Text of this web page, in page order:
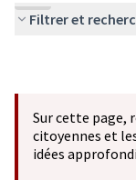
Filtrer et
Sur cette page,
citoyennes et
idées